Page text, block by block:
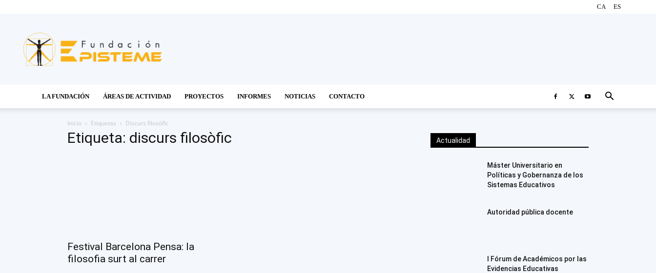
CA ES
Episteme
LA FUNDACIÓN ÁREAS DE ACTIVIDAD PROYECTOS INFORMES NOTICIAS CONTACTO
Inicio Etiquetas Discurs filosòfic
Etiqueta: discurs filosòfic
Festival Barcelona Pensa: la
filosofia surt al carrer
Actualidad
Máster Universitario en
Políticas y Gobernanza de los
Sistemas Educativos
Autoridad pública docente
I Fórum de Académicos por las
Evidencias Educativas